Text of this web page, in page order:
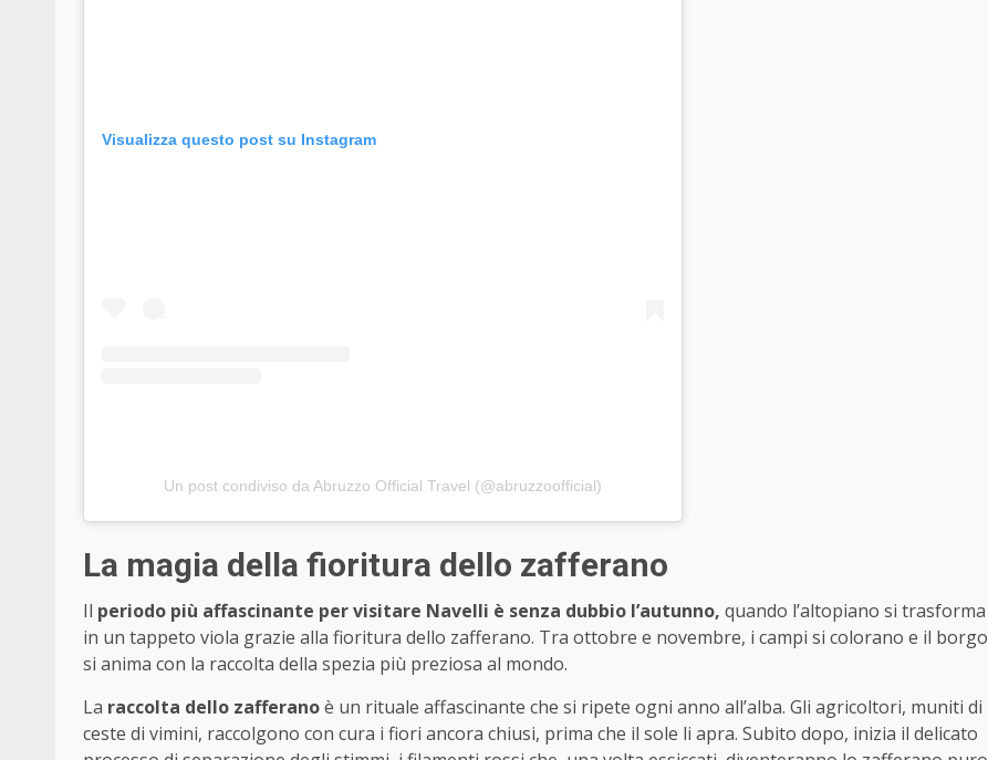
Visualizza questo post su Instagram
Un post condiviso da Abruzzo Official Travel (@abruzzoofficial)
La magia della fioritura dello zafferano
Il periodo più affascinante per visitare Navelli è senza dubbio l’autunno, quando l’altopiano si trasforma
in un tappeto viola grazie alla fioritura dello zafferano. Tra ottobre e novembre, i campi si colorano e il borgo
si anima con la raccolta della spezia più preziosa al mondo.
La raccolta dello zafferanoè un rituale affascinante che si ripete ogni anno all’alba. Gli agricoltori, muniti di
ceste di vimini, raccolgono con cura i fiori ancora chiusi, prima che il sole li apra. Subito dopo, inizia il delicato